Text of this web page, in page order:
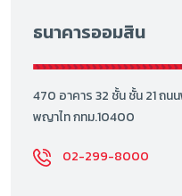
ธนาคารออมสิน
470 อาคาร 32 ชั้น ชั้น 21 ถน
พญาไท กทม.10400
02-299-8000